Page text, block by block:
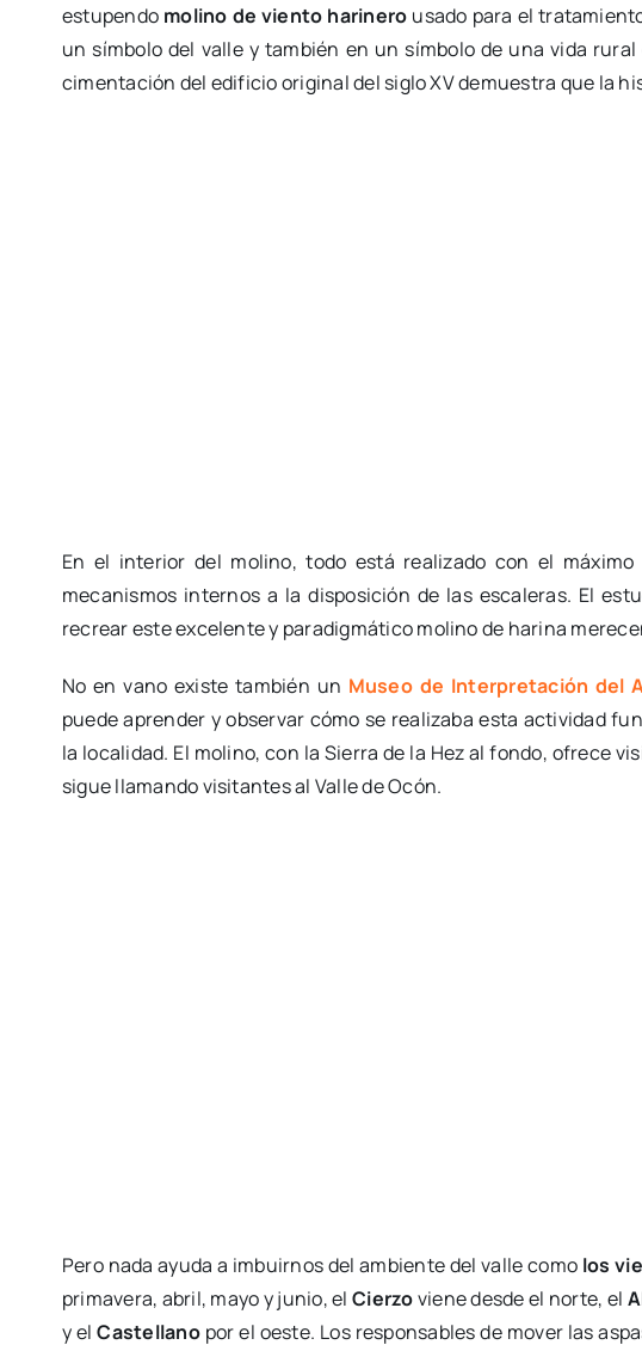
estupendo molino de viento harinero usado para el
un símbolo del valle y también en un símbolo de una vida
cimentación del edificio original del siglo XV demuestra que la
En el interior del molino, todo está realizado con el
mecanismos internos a la disposición de las escaleras. El
recrear este excelente y paradigmático molino de harina
No en vano existe también un Museo de Interpretación del
puede aprender y observar cómo se realizaba esta actividad
la localidad. El molino, con la Sierra de la Hez al fondo, ofrece
sigue llamando visitantes al Valle de Ocón.
Pero nada ayuda a imbuirnos del ambiente del valle como los
primavera, abril, mayo y junio, elCierzoviene desde el norte, el
y elCastellanopor el oeste. Los responsables de mover las